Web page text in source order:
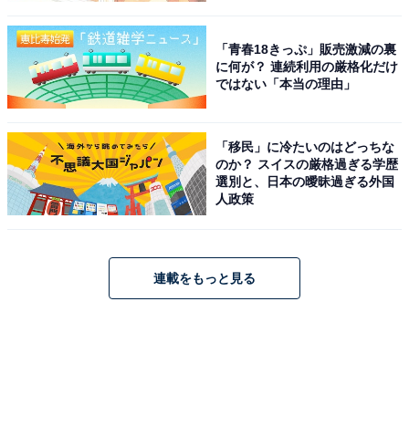
「青春18きっぷ」販売激減の裏
に何が？ 連続利用の厳格化だけ
ではない「本当の理由」
「移民」に冷たいのはどっちな
のか？ スイスの厳格過ぎる学歴
選別と、日本の曖昧過ぎる外国
人政策
連載をもっと見る